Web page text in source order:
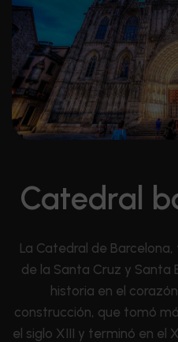
Catedral
La Catedral de
de la Santa Cruz y Santa
historia en el
construcción, que tomó
el siglo XIII y terminó en el